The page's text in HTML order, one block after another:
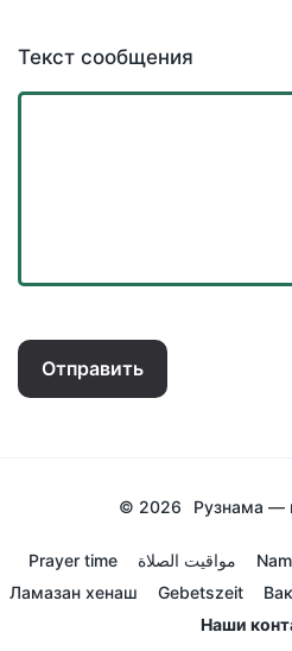
Текст сообщения
Отправить
© 2026 Рузнама —
Prayer time مواقيت الصلاة
Ламазан хенаш
Gebetszeit
Наши